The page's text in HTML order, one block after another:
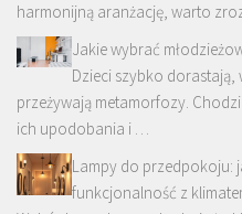
harmonijną aranżację, warto
Jakie wybrać
Dzieci szybko dorastają,
przeżywają metamorfozy.
ich upodobania i …
Lampy do przedpokoju:
funkcjonalność z